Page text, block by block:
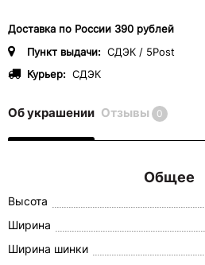
Доставка по России 390 рублей
Пункт выдачи: СДЭК / 5Post
Курьер: СДЭК
Об украшении Отзывы 0
Общее
Высота
Ширина
Ширина шинки